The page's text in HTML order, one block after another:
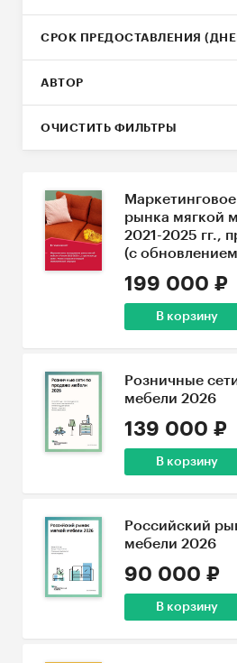
СРОК ПРЕДОСТАВЛЕНИЯ
АВТОР
ОЧИСТИТЬ ФИЛЬТРЫ
рынка мягкой
2021-2025 гг.,
(с
199 000 ₽
В корзину
Розничные
мебели 2026
139 000 ₽
В корзину
Российский
мебели 2026
90 000 ₽
В корзину